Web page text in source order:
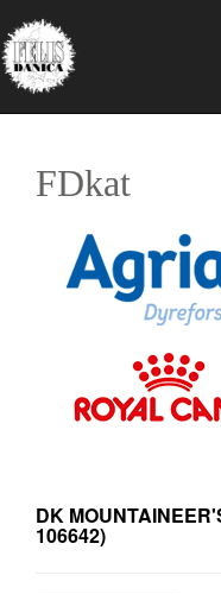
FDkat
DK
106642)